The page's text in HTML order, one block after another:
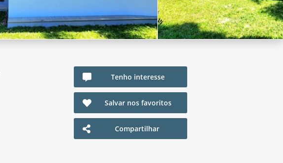
Tenho interesse
Salvar nos favoritos
Compartilhar